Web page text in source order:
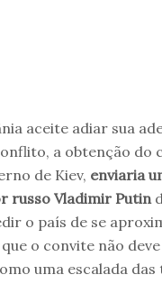
aceite adiar sua
a obtenção do
de Kiev, enviaria
russo Vladimir Putin
o país de se
o convite não
uma escalada das